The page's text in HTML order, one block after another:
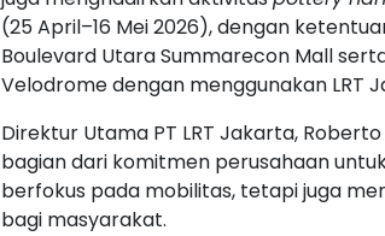
(25 April–16 Mei 2026), dengan
Boulevard Utara Summarecon Mall
Velodrome dengan menggunakan LRT
Direktur Utama PT LRT Jakarta,
bagian dari komitmen perusahaan
berfokus pada mobilitas, tetapi juga
bagi masyarakat.